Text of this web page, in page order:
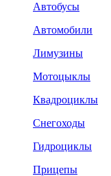
Автобусы
Автомобили
Лимузины
Мотоцыклы
Квадроциклы
Снегоходы
Гидроциклы
Прицепы